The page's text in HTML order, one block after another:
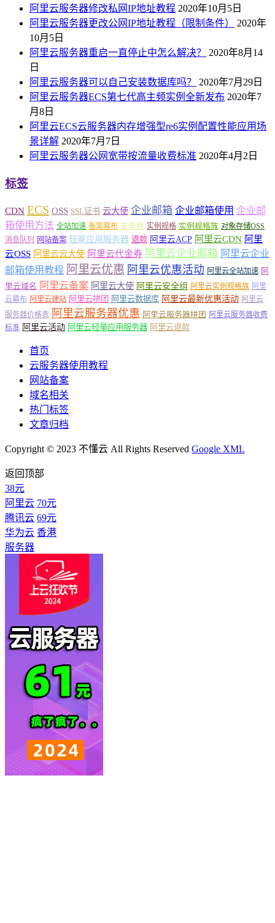
阿里云服务器修改私网IP地址教程 2020年10月5日
阿里云服务器更改公网IP地址教程（限制条件）
2020年
10月5日
阿里云服务器重启一直停止中怎么解决？
2020年8月14
日
阿里云服务器可以自己安装数据库吗？
2020年7月29日
阿里云服务器ECS第七代高主频实例全新发布 2020年7
月8日
阿里云ECS云服务器内存增强型re6实例配置性能应用场
景详解 2020年7月7日
阿里云服务器公网宽带按流量收费标准 2020年4月2日
标签
CDN ECS OSS SSL证书 云大使 企业邮箱 企业邮箱使用 企业邮
箱使用方法 全站加速 备案幕布 安全组 实例规格 实例规格族 对象存储OSS
消息队列
网站备案 轻量应用服务器 退款 阿里云ACP 阿里云CDN 阿里
云OSS 阿里云云大使 阿里云代金券 阿里云企业邮箱 阿里云企业
邮箱使用教程 阿里云优惠 阿里云优惠活动 阿里云全站加速 阿
里云域名 阿里云备案 阿里云大使 阿里云安全组 阿里云实例规格族 阿里
云幕布 阿里云建站 阿里云拼团 阿里云数据库 阿里云最新优惠活动 阿里云
服务器价格表 阿里云服务器优惠 阿里云服务器拼团 阿里云服务器收费
标准 阿里云活动 阿里云轻量应用服务器 阿里云退款
首页
云服务器使用教程
网站备案
域名相关
热门标签
文章归档
Copyright © 2023 不懂云 All Rights Reserved Google XML
返回顶部
38元
阿里云 70元
腾讯云 69元
华为云 香港
服务器